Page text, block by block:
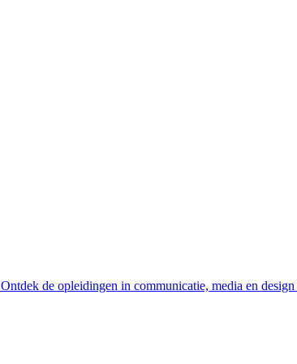
Ontdek de opleidingen in communicatie, media en design